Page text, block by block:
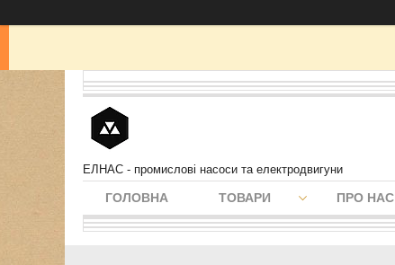
ЕЛНАС - промислові насоси та електродвигуни
ГОЛОВНА ТОВАРИ ПРО НАС